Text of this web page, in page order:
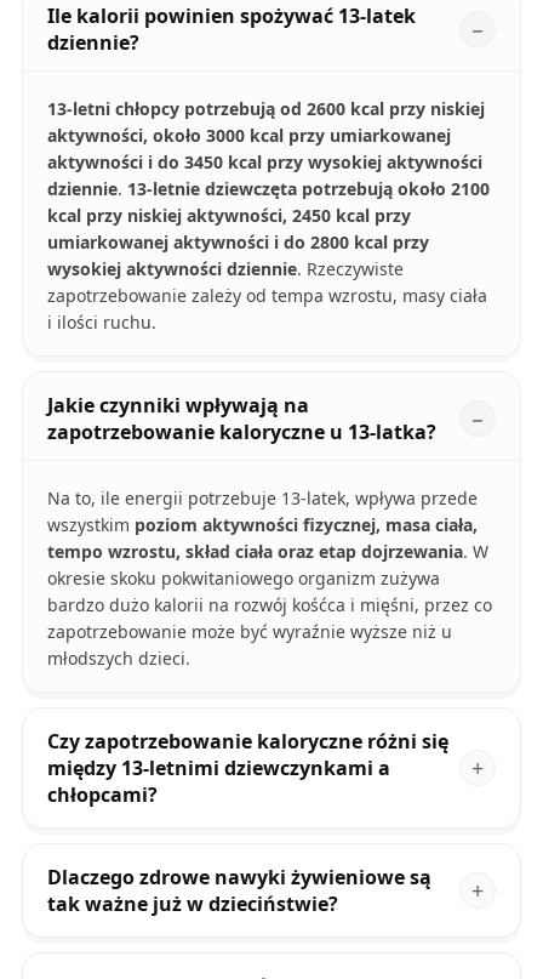
Ile kalorii powinien spożywać 13-latek
dziennie?
13-letni chłopcy potrzebują od 2600 kcal przy niskiej
aktywności, około 3000 kcal przy umiarkowanej
aktywności i do 3450 kcal przy wysokiej aktywności
dziennie. 13-letnie dziewczęta potrzebują około 2100
kcal przy niskiej aktywności, 2450 kcal przy
umiarkowanej aktywności i do 2800 kcal przy
wysokiej aktywności dziennie. Rzeczywiste
zapotrzebowanie zależy od tempa wzrostu, masy ciała
i ilości ruchu.
Jakie czynniki wpływają na
zapotrzebowanie kaloryczne u 13-latka?
Na to, ile energii potrzebuje 13-latek, wpływa przede
wszystkim poziom aktywności fizycznej, masa ciała,
tempo wzrostu, skład ciała oraz etap dojrzewania. W
okresie skoku pokwitaniowego organizm zużywa
bardzo dużo kalorii na rozwój kośćca i mięśni, przez co
zapotrzebowanie może być wyraźnie wyższe niż u
młodszych dzieci.
Czy zapotrzebowanie kaloryczne różni się
między 13-letnimi dziewczynkami a
chłopcami?
Dlaczego zdrowe nawyki żywieniowe są
tak ważne już w dzieciństwie?